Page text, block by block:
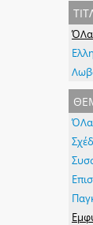
ΌΛα
ΌΛα